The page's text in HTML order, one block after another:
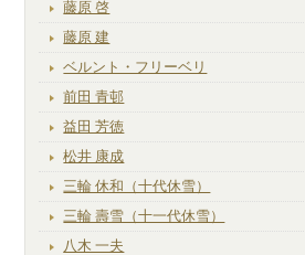
藤原 啓
藤原 建
ベルント・フリーベリ
前田 青邨
益田 芳徳
松井 康成
三輪 休和（十代休雪）
三輪 壽雪（十一代休雪）
八木 一夫